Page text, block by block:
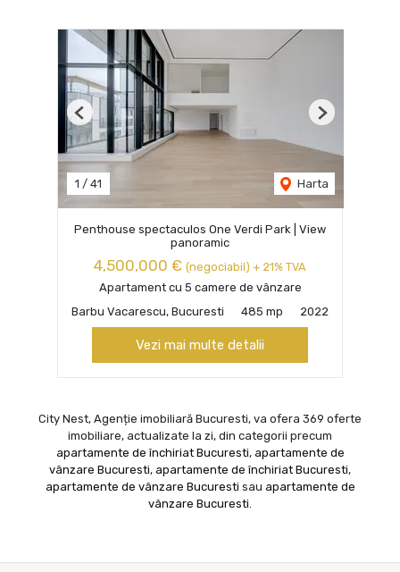
1 / 41 Harta
Previous Next
Penthouse spectaculos One Verdi Park | View
panoramic
4,500,000 € (negociabil) + 21% TVA
Apartament cu 5 camere de vânzare
Barbu Vacarescu, Bucuresti
485 mp 2022
Vezi mai multe detalii
City Nest, Agenție imobiliară Bucuresti, va ofera 369 oferte
imobiliare, actualizate la zi, din categorii precum
apartamente de închiriat Bucuresti, apartamente de
vânzare Bucuresti, apartamente de închiriat Bucuresti,
apartamente de vânzare Bucuresti sau apartamente de
vânzare Bucuresti